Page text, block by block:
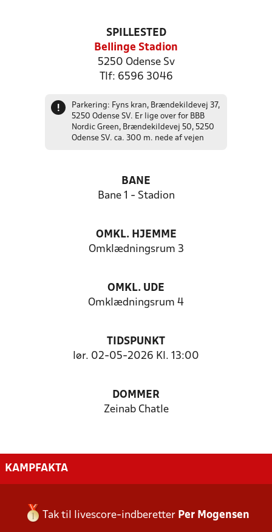
SPILLESTED
Bellinge Stadion
5250 Odense Sv
Tlf: 6596 3046
!
Parkering: Fyns kran, Brændekildevej 37,
5250 Odense SV. Er lige over for BBB
Nordic Green, Brændekildevej 50, 5250
Odense SV. ca. 300 m. nede af vejen
BANE
Bane 1 - Stadion
OMKL. HJEMME
Omklædningsrum 3
OMKL. UDE
Omklædningsrum 4
TIDSPUNKT
lør. 02-05-2026 Kl. 13:00
DOMMER
Zeinab Chatle
KAMPFAKTA
Tak til livescore-indberetter Per Mogensen